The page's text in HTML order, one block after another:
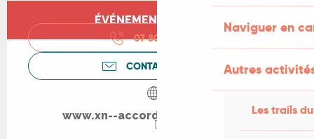
Naviguer en
Autres
Les trails
Ouverture et coordonnées
ÉVÉNEMENT TERMINÉ
07 80 05 17
CONTACTEZ-NOUS
www.xn--accordon-albas-gkb.fr